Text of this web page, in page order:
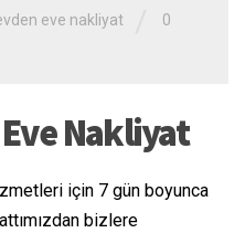
eve nakliyat 0
Nakliyat
için 7 gün boyunca
bizlere